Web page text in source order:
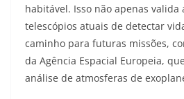
habitável. Isso não apenas valida
telescópios atuais de detectar
caminho para futuras missões,
da Agência Espacial Europeia,
análise de atmosferas de